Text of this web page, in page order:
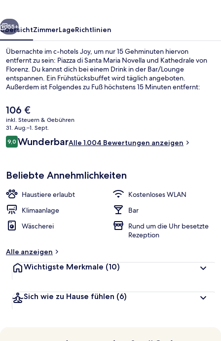
Weiter
55+
ÜbersichtZimmerLageRichtlinien
Übernachte im c-hotels Joy, um nur 15 Gehminuten hiervon
entfernt zu sein: Piazza di Santa Maria Novella und Kathedrale von
Florenz. Du kannst dich bei einem Drink in der Bar/Lounge
entspannen. Ein Frühstücksbuffet wird täglich angeboten.
Außerdem ist Folgendes zu Fuß höchstens 15 Minuten entfernt:
Personal und die Lage erhalten tolle Bewertungen von anderen
Reisenden. Die Unterkunft ist nur einen kurzen Fußmarsch von den
öffentlichen Verkehrsmitteln entfernt: Bis zur U-Bahn sind es
wenige Schritte (Straßenbahnhaltestelle Alamanni - Stazione Santa
Maria Novella) bzw. 4 Minuten (Straßenbahnhaltestelle Fratelli
Rosselli).
Der
aktuelle
Preis
beträgt
106 €.
106 €
inkl. Steuern & Gebühren
31. Aug.–1. Sept.
Bewertungen
9,09,0 von 10.
WunderbarAlle 1.004 Bewertungen anzeigen
Beliebte Annehmlichkeiten
Haustiere erlaubt
Kostenloses WLAN
Klimaanlage
Bar
Wäscherei
Rund um die Uhr besetzte
Rezeption
Alle anzeigen
Wichtigste Merkmale (10)
Sich wie zu Hause fühlen (6)